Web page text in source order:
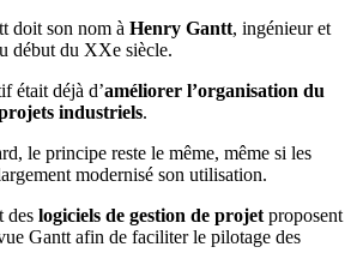
doit son nom à Henry Gantt, ingénieur et
début du XXe siècle.
était déjà d’améliorer l’organisation du
industriels.
le principe reste le même, même si les
modernisé son utilisation.
des logiciels de gestion de projet proposent
Gantt afin de faciliter le pilotage des